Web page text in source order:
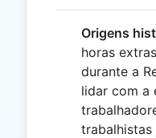
Origens
horas
durante a
lidar com a
trabalhistas